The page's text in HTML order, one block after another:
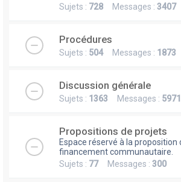
Sujets : 728 Messages : 3407
Procédures
Sujets : 504Messages : 1873
Discussion générale
Sujets : 1363 Messages : 5971
Propositions de projets
Espace réservé à la proposition
financement communautaire.
Sujets : 77Messages : 300